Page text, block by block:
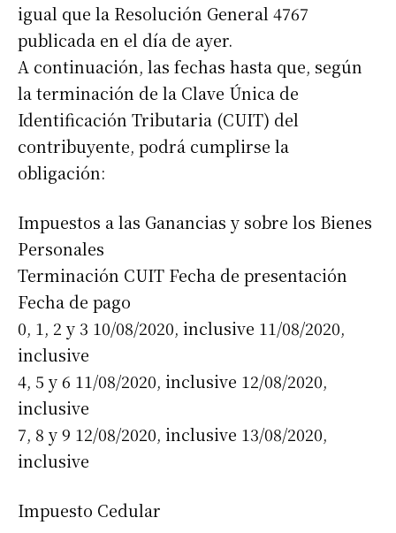
igual que la Resolución General 4767
publicada en el día de ayer.
A continuación, las fechas hasta que, según
la terminación de la Clave Única de
Identificación Tributaria (CUIT) del
contribuyente, podrá cumplirse la
obligación:
Impuestos a las Ganancias y sobre los Bienes
Personales
Terminación CUIT Fecha de presentación
Fecha de pago
0, 1, 2 y 3 10/08/2020, inclusive 11/08/2020,
inclusive
4, 5 y 6 11/08/2020, inclusive 12/08/2020,
inclusive
7, 8 y 9 12/08/2020, inclusive 13/08/2020,
inclusive
Impuesto Cedular